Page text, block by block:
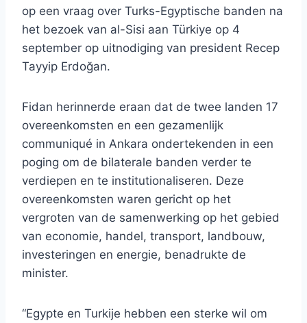
op een vraag over Turks-Egyptische banden na
het bezoek van al-Sisi aan Türkiye op 4
september op uitnodiging van president Recep
Tayyip Erdoğan.
Fidan herinnerde eraan dat de twee landen 17
overeenkomsten en een gezamenlijk
communiqué in Ankara ondertekenden in een
poging om de bilaterale banden verder te
verdiepen en te institutionaliseren. Deze
overeenkomsten waren gericht op het
vergroten van de samenwerking op het gebied
van economie, handel, transport, landbouw,
investeringen en energie, benadrukte de
minister.
“Egypte en Turkije hebben een sterke wil om